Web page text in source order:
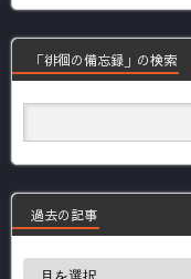
「徘徊の備忘録」の検索
過去の記事
過